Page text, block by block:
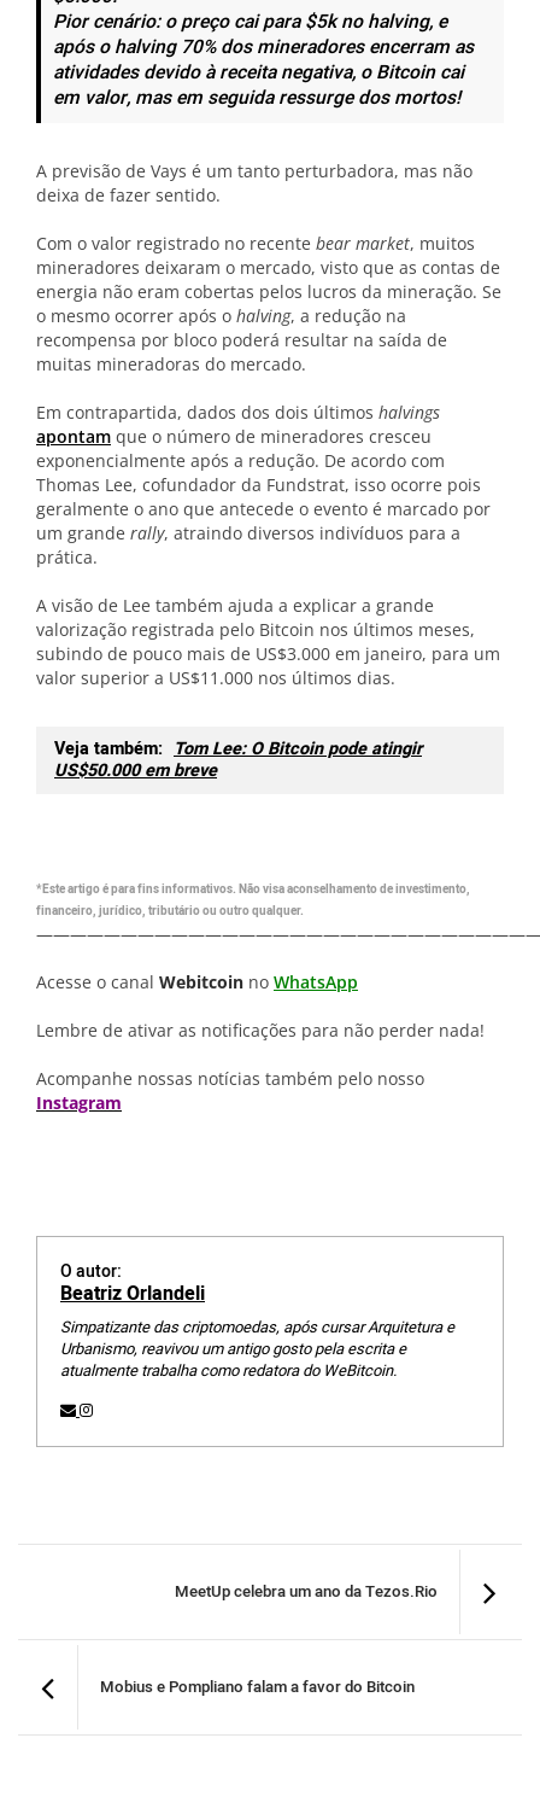
Pior cenário: o preço cai para $5k no halving, e
após o halving 70% dos mineradores encerram as
atividades devido à receita negativa, o Bitcoin cai
em valor, mas em seguida ressurge dos mortos!
A previsão de Vays é um tanto perturbadora, mas não
deixa de fazer sentido.
Com o valor registrado no recente bear market, muitos
mineradores deixaram o mercado, visto que as contas de
energia não eram cobertas pelos lucros da mineração. Se
o mesmo ocorrer após o halving, a redução na
recompensa por bloco poderá resultar na saída de
muitas mineradoras do mercado.
Em contrapartida, dados dos dois últimos halvings
apontam que o número de mineradores cresceu
exponencialmente após a redução. De acordo com
Thomas Lee, cofundador da Fundstrat, isso ocorre pois
geralmente o ano que antecede o evento é marcado por
um grande rally, atraindo diversos indivíduos para a
prática.
A visão de Lee também ajuda a explicar a grande
valorização registrada pelo Bitcoin nos últimos meses,
subindo de pouco mais de US$3.000 em janeiro, para um
valor superior a US$11.000 nos últimos dias.
Veja também: Tom Lee: O Bitcoin pode atingir
US$50.000 em breve
*Este artigo é para fins informativos. Não visa aconselhamento de investimento,
financeiro, jurídico, tributário ou outro qualquer.
Acesse o canal Webitcoin no WhatsApp
Lembre de ativar as notificações para não perder nada!
Acompanhe nossas notícias também pelo nosso
Instagram
O autor:
Beatriz Orlandeli
Simpatizante das criptomoedas, após cursar Arquitetura e
Urbanismo, reavivou um antigo gosto pela escrita e
atualmente trabalha como redatora do WeBitcoin.
MeetUp celebra um ano da Tezos.Rio
Mobius e Pompliano falam a favor do Bitcoin